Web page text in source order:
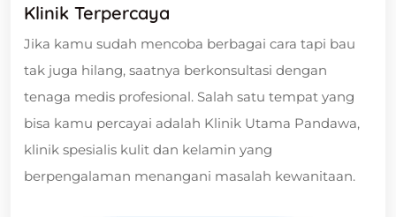
Klinik Terpercaya
Jika kamu sudah mencoba berbagai cara tapi bau
tak juga hilang, saatnya berkonsultasi dengan
tenaga medis profesional. Salah satu tempat yang
bisa kamu percayai adalah Klinik Utama Pandawa,
klinik spesialis kulit dan kelamin yang
berpengalaman menangani masalah kewanitaan.